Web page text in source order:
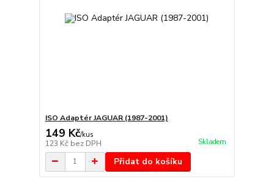
ISO Adaptér JAGUAR (1987-2001)
149 Kč/kus
123 Kč bez DPH Skladem
Přidat do košíku